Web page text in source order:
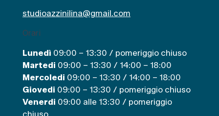
studioazzinilina@gmail.com
Orari
Lunedì 09:00 – 13:30 / pomeriggio chiuso
Martedi 09:00 – 13:30 / 14:00 – 18:00
Mercoledi 09:00 – 13:30 / 14:00 – 18:00
Giovedi 09:00 – 13:30 / pomeriggio chiuso
Venerdi 09:00 alle 13:30 / pomeriggio
chiuso